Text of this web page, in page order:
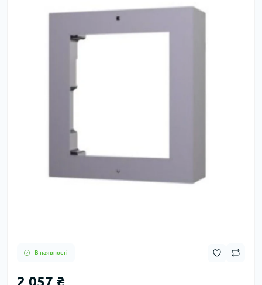
В наявності
2 057 ₴